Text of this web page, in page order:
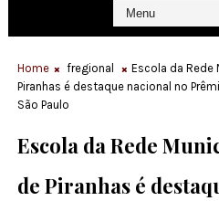
Home fregional
Escola da Rede
Piranhas é destaque nacional no
São Paulo
Escola da Rede
de Piranhas é